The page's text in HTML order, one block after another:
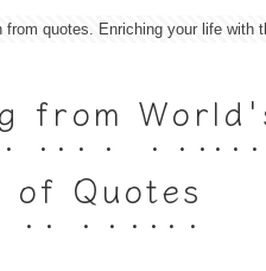
quotes. Enriching your life with
from
of Quotes